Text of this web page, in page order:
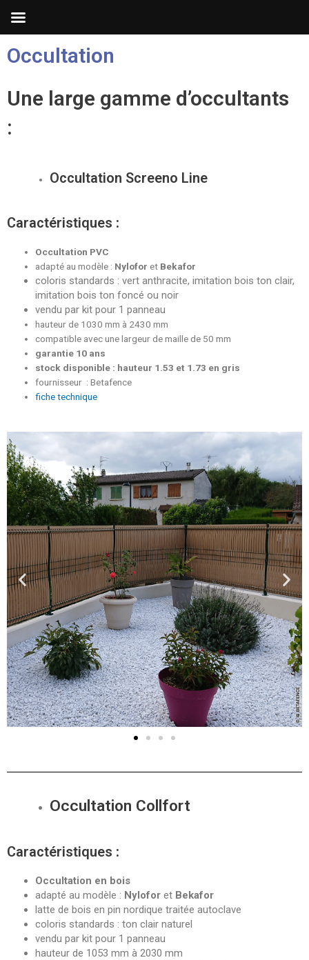
Occultation
Une large gamme d’occultants
:
Occultation Screeno Line
Caractéristiques :
Occultation PVC
adapté au modèle : Nyloforet Bekafor
coloris standards : vert anthracite, imitation bois ton clair,
imitation bois ton foncé ou noir
vendu par kit pour 1 panneau
hauteur de 1030 mm à 2430 mm
compatible avec une largeur de maille de 50 mm
garantie 10 ans
stock disponible : hauteur 1.53 et 1.73 en gris
fournisseur : Betafence
fiche technique
Occultation Collfort
Caractéristiques :
Occultation en bois
adapté au modèle : Nyloforet Bekafor
latte de bois en pin nordique traitée autoclave
coloris standards : ton clair naturel
vendu par kit pour 1 panneau
hauteur de 1053 mm à 2030 mm